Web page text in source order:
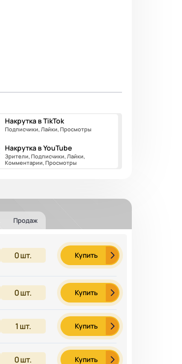
Накрутка в TikTok
Подписчики, Лайки, Просмотры
Накрутка в YouTube
Зрители, Подписчики, Лайки,
Комментарии, Просмотры
Продаж
0шт. Купить
0шт. Купить
1 шт. Купить
0шт. Купить